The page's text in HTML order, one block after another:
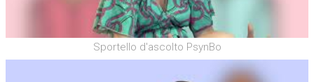
Sportello d'ascolto PsynBo